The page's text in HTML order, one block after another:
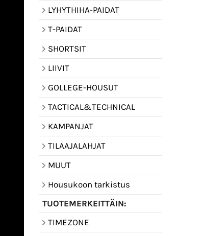
LYHYTHIHA-PAIDAT
T-PAIDAT
SHORTSIT
LIIVIT
GOLLEGE-HOUSUT
TACTICAL&TECHNICAL
KAMPANJAT
TILAAJALAHJAT
MUUT
Housukoon tarkistus
TUOTEMERKEITTÄIN:
TIMEZONE